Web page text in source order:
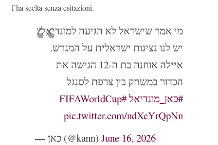
l’ha scelta senza esitazioni.
מי אמר שישראל לא הגיעה למונדיאל?
יש לנו נציגות ישראלית על המגרש.
איילה אוחנה בת ה-12 הגישה את
הכדור במשחק בין צרפת לסנגל
#כאן_מונדיאל#FIFAWorldCup
pic.twitter.com/ndXeYrQpNn
— כאן (@kann) June 16, 2026